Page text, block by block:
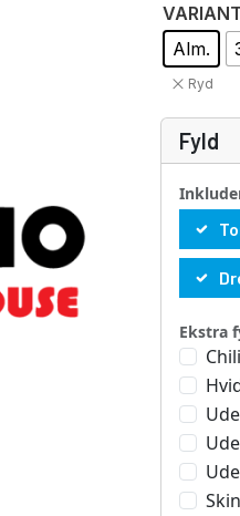
VARIANT
Alm.
Ryd